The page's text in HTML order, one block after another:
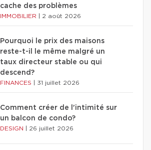
cache des problèmes
IMMOBILIER 2 août 2026
Pourquoi le prix des maisons
reste-t-il le même malgré un
taux directeur stable ou qui
descend?
FINANCES 31 juillet 2026
Comment créer de l'intimité sur
un balcon de condo?
DESIGN 26 juillet 2026